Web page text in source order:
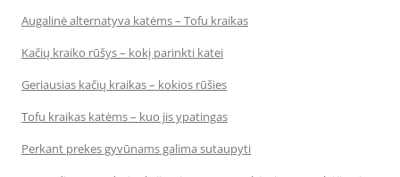
Augalinė alternatyva katėms – Tofu kraikas
Kačių kraiko rūšys – kokį parinkti katei
Geriausias kačių kraikas – kokios rūšies
Tofu kraikas katėms – kuo jis ypatingas
Perkant prekes gyvūnams galima sutaupyti